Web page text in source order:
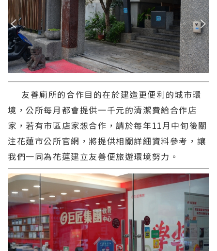
友善廁所的合作目的在於建造更便利的城市環
境，公所每月都會提供一千元的清潔費給合作店
家，若有市區店家想合作，請於每年11月中旬後關
注花蓮市公所官網，將提供相關詳細資料參考，讓
我們一同為花蓮建立友善便旅遊環境努力。